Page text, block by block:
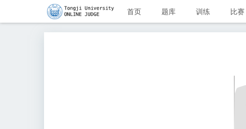
首页 题库 训练 比赛